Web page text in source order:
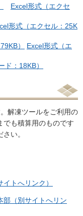
Excel形式（エクセ
形式（エクセル：25K
）
Excel形式（エ
ド：18KB）
解凍ツールをご利用の
でも積算用のものです
い。
トへリンク）
部（別サイトへリン